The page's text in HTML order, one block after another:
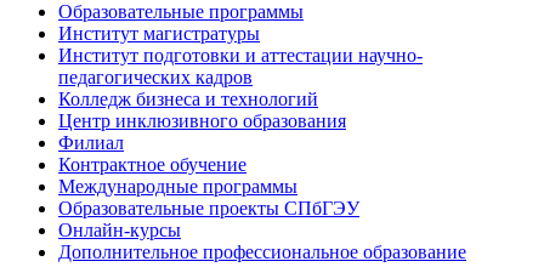
Образовательные программы
Институт магистратуры
Институт подготовки и аттестации научно-
педагогических кадров
Колледж бизнеса и технологий
Центр инклюзивного образования
Филиал
Контрактное обучение
Международные программы
Образовательные проекты СПбГЭУ
Онлайн-курсы
Дополнительное профессиональное образование